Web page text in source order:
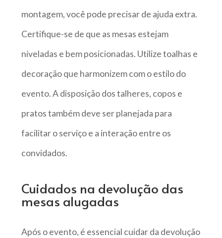
montagem, você pode precisar de ajuda extra.
Certifique-se de que as mesas estejam
niveladas e bem posicionadas. Utilize toalhas e
decoração que harmonizem com o estilo do
evento. A disposição dos talheres, copos e
pratos também deve ser planejada para
facilitar o serviço e a interação entre os
convidados.
Cuidados na devolução das
mesas alugadas
Após o evento, é essencial cuidar da devolução